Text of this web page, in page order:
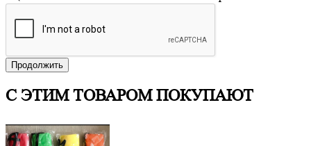
Продолжить
С ЭТИМ ТОВАРОМ ПОКУПАЮТ